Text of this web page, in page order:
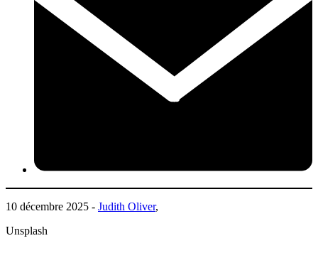
10 décembre 2025 - Judith Oliver,
Unsplash